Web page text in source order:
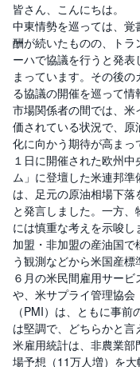
店
頭
C
F
D
S
T(
セ
キ
ュ
リ
テ
ィ
・
ー
ク
ン
)
S
BI
ラ
ッ
プ
ロ
皆さん、こんにちは。
中東情勢を巡っては、
酬が続いたものの、ト
ーハで協議を行うと発
まっています。その後
る協議の開催を巡って情
市場関係者の間では、
価されている状況で、
化に向かう期待が高まっ
１日に開催された欧州
ム」に登壇した米連邦
は、足元の原油相場下落
と発言しました。一方
には慎重な考えを示唆し
加盟・非加盟の産油国
う観測などから米国産標
６月の米民間雇用サー
や、米サプライ管理協
（PMI）は、ともに事
は堅調で、どちらかと言
米雇用統計は、非農業
場予想（11万人増）を